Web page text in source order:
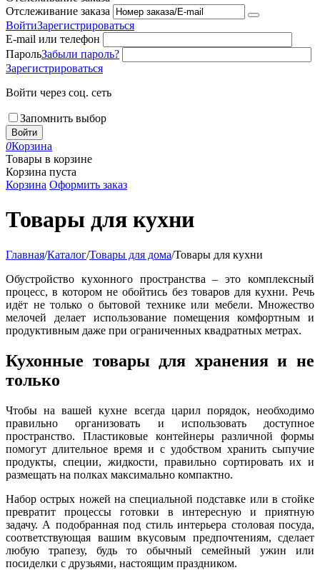
Отслеживание заказа
ВойтиЗарегистрироваться
E-mail или телефон
ПарольЗабыли пароль?
Зарегистрироваться
Войти через соц. сеть
Запомнить выбор
Войти
0Корзина
Товары в корзине
Корзина пуста
Корзина Оформить заказ
Товары для кухни
Главная/Каталог/Товары для дома/Товары для кухни
Обустройство кухонного пространства – это комплексный
процесс, в котором не обойтись без товаров для кухни. Речь
идёт не только о бытовой технике или мебели. Множество
мелочей делает использование помещения комфортным и
продуктивным даже при ограниченных квадратных метрах.
Кухонные товары для хранения и не
только
Чтобы на вашей кухне всегда царил порядок, необходимо
правильно организовать и использовать доступное
пространство. Пластиковые контейнеры различной формы
помогут длительное время и с удобством хранить сыпучие
продукты, специи, жидкости, правильно сортировать их и
размещать на полках максимально компактно.
Набор острых ножей на специальной подставке или в стойке
превратит процессы готовки в интересную и приятную
задачу. А подобранная под стиль интерьера столовая посуда,
соответствующая вашим вкусовым предпочтениям, сделает
любую трапезу, будь то обычный семейный ужин или
посиделки с друзьями, настоящим праздником.